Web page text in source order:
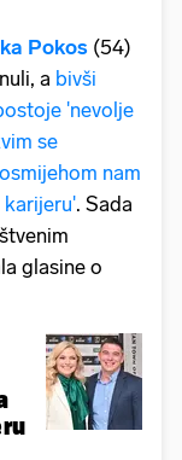
Pokos (54)
a bivši
'nevolje
se
nam
karijeru'. Sada
glasine o